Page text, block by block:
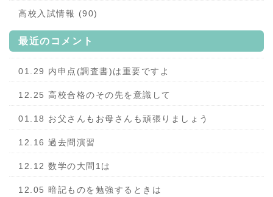
高校入試情報 (90)
最近のコメント
01.29 内申点(調査書)は重要ですよ
12.25 高校合格のその先を意識して
01.18 お父さんもお母さんも頑張りましょう
12.16 過去問演習
12.12 数学の大問1は
12.05 暗記ものを勉強するときは